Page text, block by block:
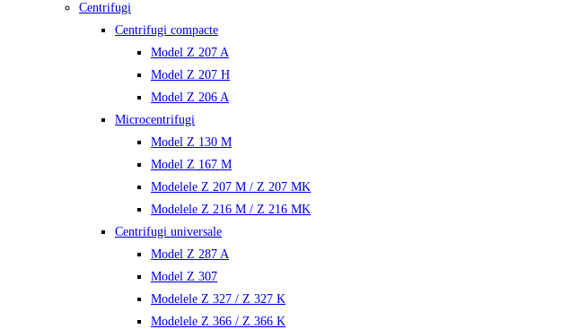
Centrifugi
Centrifugi compacte
Model Z 207 A
Model Z 207 H
Model Z 206 A
Microcentrifugi
Model Z 130 M
Model Z 167 M
Modelele Z 207 M / Z 207 MK
Modelele Z 216 M / Z 216 MK
Centrifugi universale
Model Z 287 A
Model Z 307
Modelele Z 327 / Z 327 K
Modelele Z 366 / Z 366 K